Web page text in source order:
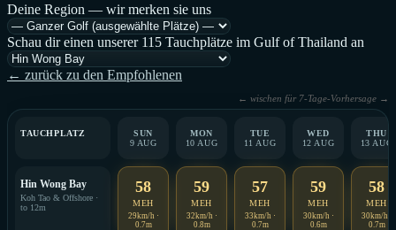
Deine Region — wir merken sie uns
Schau dir einen unserer 115 Tauchplätze im Gulf of Thailand an
← zurück zu den Empfohlenen
← wischen für 7-Tage-Vorhersage →
TAUCHPLATZ
SUN
9 AUG
MON
10 AUG
TUE
11 AUG
WED
12 AUG
THU
13 AUG
Hin Wong Bay
Koh Tao & Offshore ·
to 12m
58
MEH
29km/h ·
0.7m
59
MEH
32km/h ·
0.8m
57
MEH
33km/h ·
0.7m
59
MEH
30km/h ·
0.6m
58
MEH
30km/h ·
0.7m